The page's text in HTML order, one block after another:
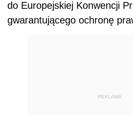
do Europejskiej Konwencji
gwarantującego ochronę
REKLAMA